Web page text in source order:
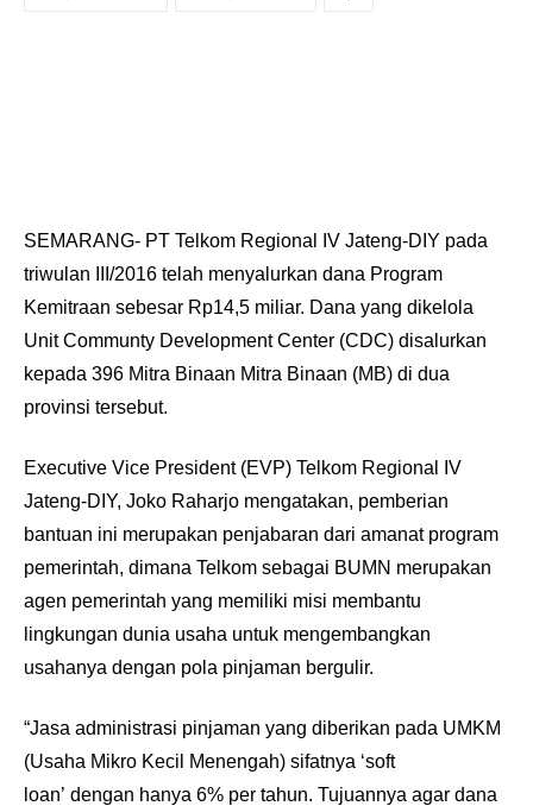
SEMARANG- PT Telkom Regional IV Jateng-DIY pada
triwulan III/2016 telah menyalurkan dana Program
Kemitraan sebesar Rp14,5 miliar. Dana yang dikelola
Unit Communty Development Center (CDC) disalurkan
kepada 396 Mitra Binaan Mitra Binaan (MB) di dua
provinsi tersebut.
Executive Vice President (EVP) Telkom Regional IV
Jateng-DIY, Joko Raharjo mengatakan, pemberian
bantuan ini merupakan penjabaran dari amanat program
pemerintah, dimana Telkom sebagai BUMN merupakan
agen pemerintah yang memiliki misi membantu
lingkungan dunia usaha untuk mengembangkan
usahanya dengan pola pinjaman bergulir.
“Jasa administrasi pinjaman yang diberikan pada UMKM
(Usaha Mikro Kecil Menengah) sifatnya ‘soft
loan’ dengan hanya 6% per tahun. Tujuannya agar dana